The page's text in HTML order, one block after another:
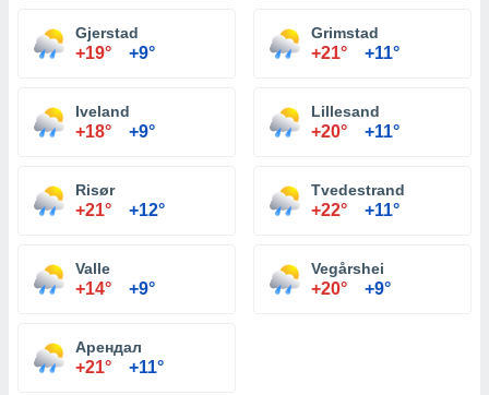
Gjerstad
+19° +9°
Grimstad
+21° +11°
Iveland
+18° +9°
Lillesand
+20° +11°
Risør
+21° +12°
Tvedestrand
+22° +11°
Valle
+14° +9°
Vegårshei
+20° +9°
Арендал
+21° +11°